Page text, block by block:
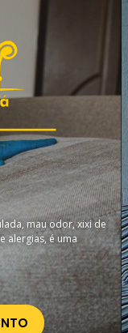
mau odor, xixi de
alergias, é uma